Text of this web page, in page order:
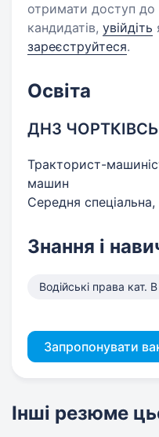
отримати доступ
кандидатів, увійдіть
зареєструйтеся.
Освіта
ДНЗ
Тракторист-
машин
Середня
Знання і
Водійські права кат. B
Запропонувати
Інші резюме